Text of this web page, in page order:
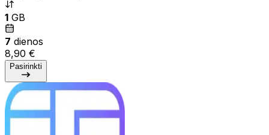
1 GB
7 dienos
8,90 €
Pasirinkti